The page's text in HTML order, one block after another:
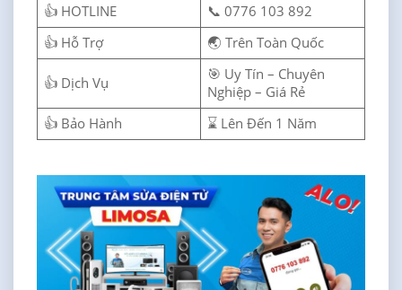
👍 HOTLINE
📞 0776 103 892
👍 Hỗ Trợ
🌏 Trên Toàn Quốc
👍 Dịch Vụ
🎯 Uy Tín – Chuyên
Nghiệp – Giá Rẻ
👍 Bảo Hành
⌛ Lên Đến 1 Năm